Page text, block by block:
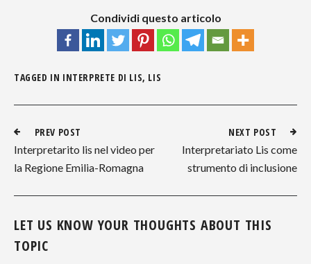
Condividi questo articolo
TAGGED IN INTERPRETE DI LIS, LIS
PREV POST
Interpretarito lis nel video per
la Regione Emilia-Romagna
NEXT POST
Interpretariato Lis come
strumento di inclusione
LET US KNOW YOUR THOUGHTS ABOUT THIS
TOPIC